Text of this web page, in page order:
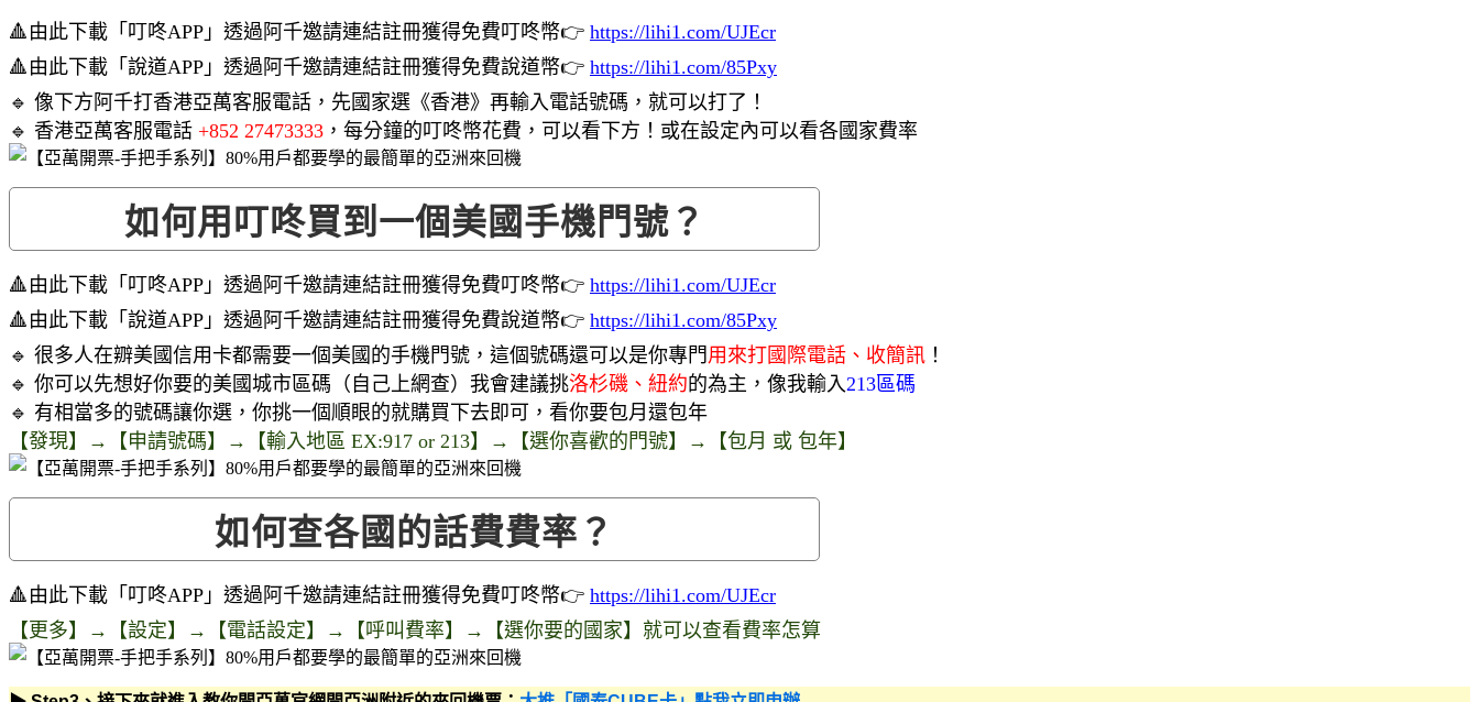
🔺由此下載「叮咚APP」透過阿千邀請連結註冊獲得免費叮咚幣👉 https://lihi1.com/UJEcr
🔺由此下載「說道APP」透過阿千邀請連結註冊獲得免費說道幣👉 https://lihi1.com/85Pxy
🔹 像下方阿千打香港亞萬客服電話，先國家選《香港》再輸入電話號碼，就可以打了！
🔹 香港亞萬客服電話 +852 27473333 ，每分鐘的叮咚幣花費，可以看下方！或在設定內可以看各國家費率
如何用叮咚買到一個美國手機門號？
🔺由此下載「叮咚APP」透過阿千邀請連結註冊獲得免費叮咚幣👉 https://lihi1.com/UJEcr
🔺由此下載「說道APP」透過阿千邀請連結註冊獲得免費說道幣👉 https://lihi1.com/85Pxy
🔹 很多人在辧美國信用卡都需要一個美國的手機門號，這個號碼還可以是你專門 用來打國際電話、收簡訊 ！
🔹 你可以先想好你要的美國城市區碼（自己上網查）我會建議挑洛杉磯、紐約的為主，像我輸入 213區碼
🔹 有相當多的號碼讓你選，你挑一個順眼的就購買下去即可，看你要包月還包年
【發現】→【申請號碼】→【輸入地區 EX:917 or 213】→【選你喜歡的門號】→【包月 或 包年】
如何查各國的話費費率？
🔺由此下載「叮咚APP」透過阿千邀請連結註冊獲得免費叮咚幣👉 https://lihi1.com/UJEcr
【更多】→【設定】→【電話設定】→【呼叫費率】→【選你要的國家】就可以查看費率怎算